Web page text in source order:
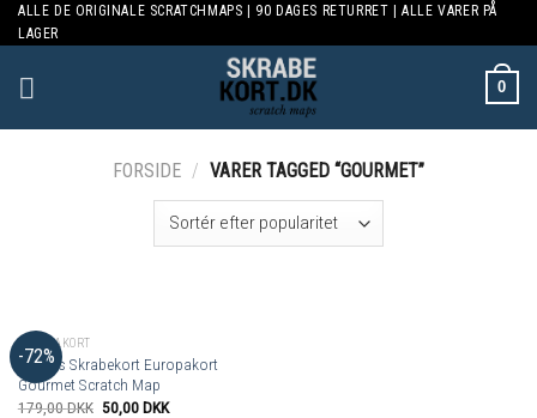
Skip
to
content
ALLE DE ORIGINALE SCRATCHMAPS | 90 DAGES RETURRET | ALLE VARER PÅ
LAGER
0
FORSIDE / VARER TAGGED “GOURMET”
-72%
EUROPAKORT
Luckies Skrabekort Europakort
Gourmet Scratch Map
179,00DKK 50,00DKK